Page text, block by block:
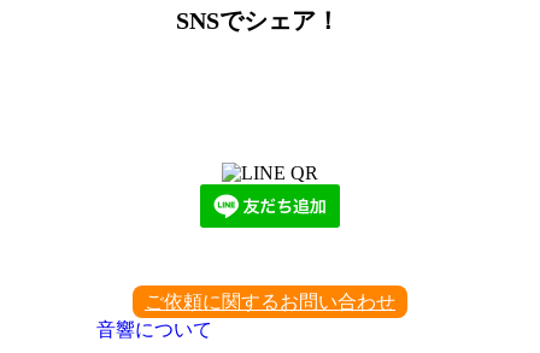
SNSでシェア！
ご依頼に関するお問い合わせ
音響について